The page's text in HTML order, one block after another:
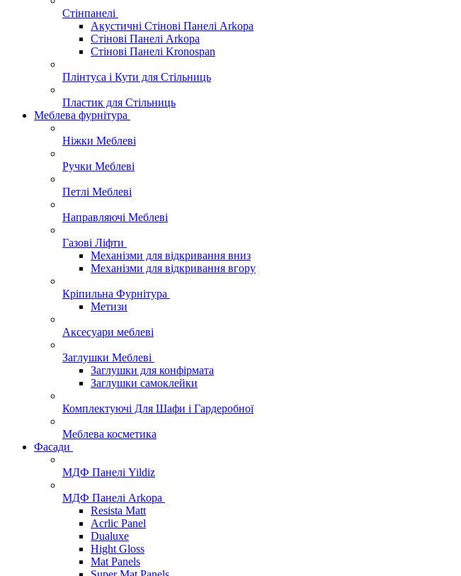
Стінпанелі
Акустичні Стінові Панелі Аrkopa
Стінові Панелі Arkopa
Стінові Панелі Kronospan
Плінтуса і Кути для Стільниць
Пластик для Стільниць
Меблева фурнітура
Ніжки Меблеві
Ручки Меблеві
Петлі Меблеві
Направляючі Меблеві
Газові Ліфти
Механізми для відкривання вниз
Механізми для відкривання вгору
Кріпильна Фурнітура
Метизи
Аксесуари меблеві
Заглушки Меблеві
Заглушки для конфірмата
Заглушки самоклейки
Комплектуючі Для Шафи і Гардеробної
Меблева косметика
Фасади
МДФ Панелі Yildiz
МДФ Панелі Arkopa
Resista Matt
Acrlic Panel
Dualuxe
Hight Gloss
Mat Panels